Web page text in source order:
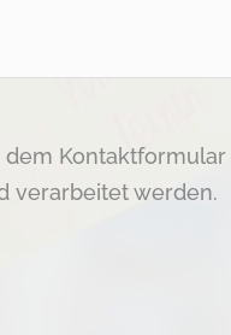
dem Kontaktformular
verarbeitet werden.